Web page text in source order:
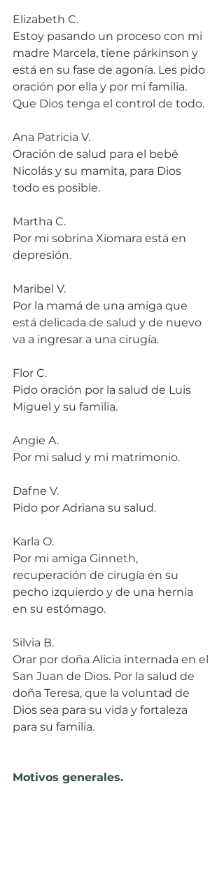
Elizabeth C.
Estoy pasando un proceso con mi
madre Marcela, tiene párkinson y
está en su fase de agonía. Les pido
oración por ella y por mi familia.
Que Dios tenga el control de todo.
Ana Patricia V.
Oración de salud para el bebé
Nicolás y su mamita, para Dios
todo es posible.
Martha C.
Por mi sobrina Xiomara está en
depresión.
Maribel V.
Por la mamá de una amiga que
está delicada de salud y de nuevo
va a ingresar a una cirugía.
Flor C.
Pido oración por la salud de Luis
Miguel y su familia.
Angie A.
Por mi salud y mi matrimonio.
Dafne V.
Pido por Adriana su salud.
Karla O.
Por mi amiga Ginneth,
recuperación de cirugía en su
pecho izquierdo y de una hernia
en su estómago.
Silvia B.
Orar por doña Alicia internada en el
San Juan de Dios. Por la salud de
doña Teresa, que la voluntad de
Dios sea para su vida y fortaleza
para su familia.
Motivos generales.